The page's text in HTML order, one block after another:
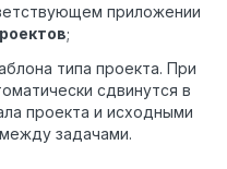
приложении
;
типа проекта. При
сдвинутся в
проекта и исходными
задачами.